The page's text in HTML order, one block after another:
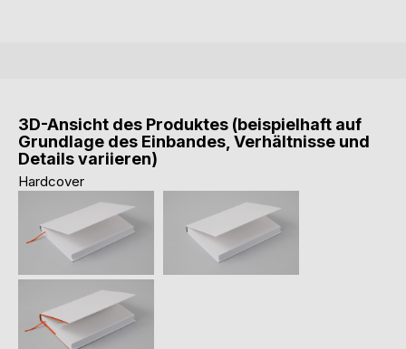
3D-Ansicht des Produktes (beispielhaft auf
Grundlage des Einbandes, Verhältnisse und
Details variieren)
Hardcover